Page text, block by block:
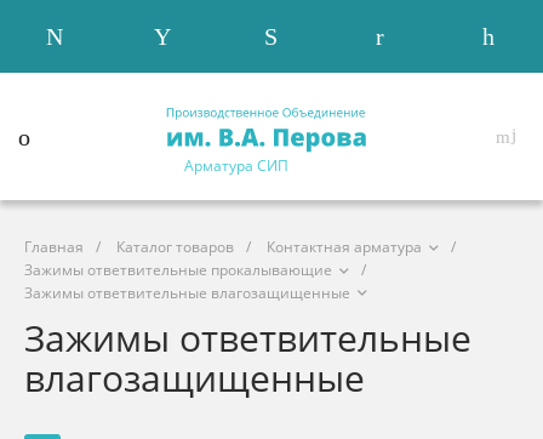
Арматура СИП
Главная / Каталог товаров / Контактная арматура
/
Зажимы ответвительные прокалывающие
/
Зажимы ответвительные влагозащищенные
Зажимы ответвительные
влагозащищенные